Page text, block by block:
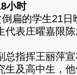
小时
的学生21日
代表庄曜嘉限
指挥王丽萍宣
生及高中生，